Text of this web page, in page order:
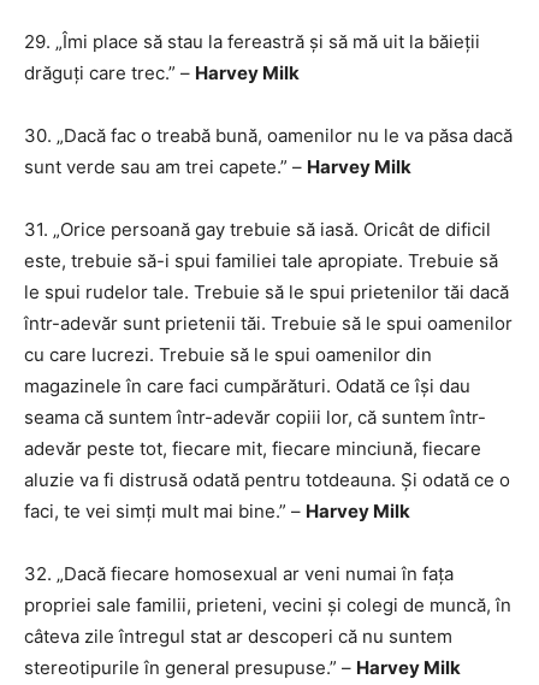
29. „Îmi place să stau la fereastră și să mă uit la băieții
drăguți care trec.” – Harvey Milk
30. „Dacă fac o treabă bună, oamenilor nu le va păsa dacă
sunt verde sau am trei capete.” – Harvey Milk
31. „Orice persoană gay trebuie să iasă. Oricât de dificil
este, trebuie să-i spui familiei tale apropiate. Trebuie să
le spui rudelor tale. Trebuie să le spui prietenilor tăi dacă
într-adevăr sunt prietenii tăi. Trebuie să le spui oamenilor
cu care lucrezi. Trebuie să le spui oamenilor din
magazinele în care faci cumpărături. Odată ce își dau
seama că suntem într-adevăr copiii lor, că suntem într-
adevăr peste tot, fiecare mit, fiecare minciună, fiecare
aluzie va fi distrusă odată pentru totdeauna. Și odată ce o
faci, te vei simți mult mai bine.” – Harvey Milk
32. „Dacă fiecare homosexual ar veni numai în fața
propriei sale familii, prieteni, vecini și colegi de muncă, în
câteva zile întregul stat ar descoperi că nu suntem
stereotipurile în general presupuse.” – Harvey Milk